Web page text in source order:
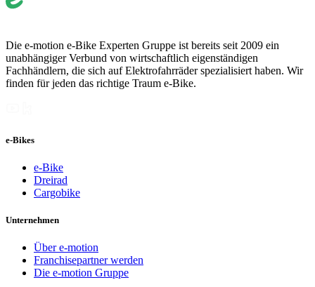
Die e-motion e-Bike Experten Gruppe ist bereits seit 2009 ein
unabhängiger Verbund von wirtschaftlich eigenständigen
Fachhändlern, die sich auf Elektrofahrräder spezialisiert haben. Wir
finden für jeden das richtige Traum e-Bike.
e-Bikes
e-Bike
Dreirad
Cargobike
Unternehmen
Über e-motion
Franchisepartner werden
Die e-motion Gruppe